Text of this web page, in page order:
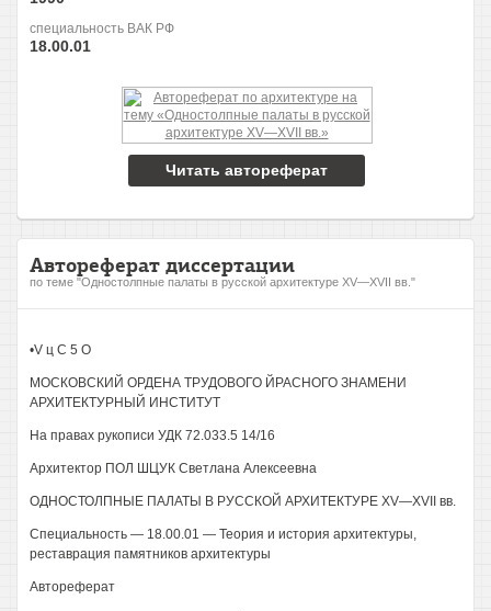
специальность ВАК РФ
18.00.01
Читать автореферат
Автореферат диссертации
по теме "Одностолпные палаты в русской архитектуре XV—XVII вв."
•V ц С 5 О
МОСКОВСКИЙ ОРДЕНА ТРУДОВОГО ЙРАСНОГО ЗНАМЕНИ
АРХИТЕКТУРНЫЙ ИНСТИТУТ
На правах рукописи УДК 72.033.5 14/16
Архитектор ПОЛ ШЦУК Светлана Алексеевна
ОДНОСТОЛПНЫЕ ПАЛАТЫ В РУССКОЙ АРХИТЕКТУРЕ XV—XVII вв.
Специальность — 18.00.01 — Теория и история архитектуры,
реставрация памятников архитектуры
Автореферат